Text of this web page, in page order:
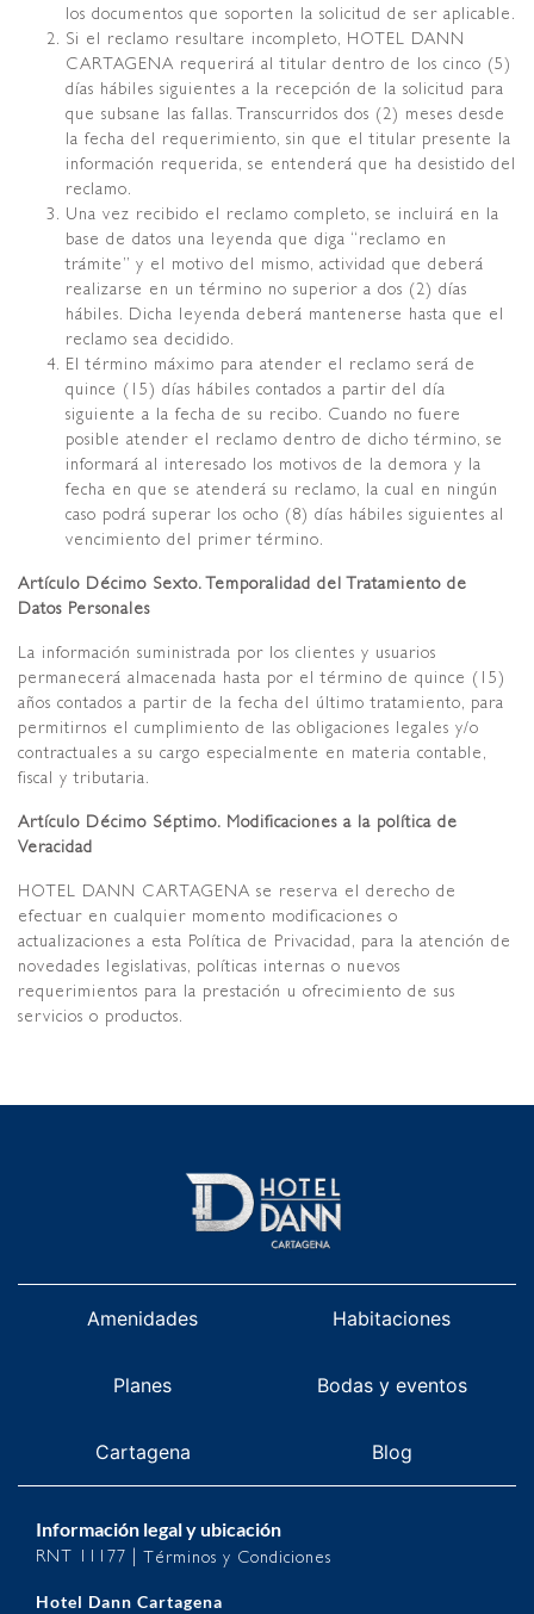
los documentos que soporten la solicitud de ser aplicable.
Si el reclamo resultare incompleto, HOTEL DANN
CARTAGENA requerirá al titular dentro de los cinco (5)
días hábiles siguientes a la recepción de la solicitud para
que subsane las fallas. Transcurridos dos (2) meses desde
la fecha del requerimiento, sin que el titular presente la
información requerida, se entenderá que ha desistido del
reclamo.
Una vez recibido el reclamo completo, se incluirá en la
base de datos una leyenda que diga “reclamo en
trámite” y el motivo del mismo, actividad que deberá
realizarse en un término no superior a dos (2) días
hábiles. Dicha leyenda deberá mantenerse hasta que el
reclamo sea decidido.
El término máximo para atender el reclamo será de
quince (15) días hábiles contados a partir del día
siguiente a la fecha de su recibo. Cuando no fuere
posible atender el reclamo dentro de dicho término, se
informará al interesado los motivos de la demora y la
fecha en que se atenderá su reclamo, la cual en ningún
caso podrá superar los ocho (8) días hábiles siguientes al
vencimiento del primer término.
Artículo Décimo Sexto. Temporalidad del Tratamiento de
Datos Personales
La información suministrada por los clientes y usuarios
permanecerá almacenada hasta por el término de quince (15)
años contados a partir de la fecha del último tratamiento, para
permitirnos el cumplimiento de las obligaciones legales y/o
contractuales a su cargo especialmente en materia contable,
fiscal y tributaria.
Artículo Décimo Séptimo. Modificaciones a la política de
Veracidad
HOTEL DANN CARTAGENA se reserva el derecho de
efectuar en cualquier momento modificaciones o
actualizaciones a esta Política de Privacidad, para la atención de
novedades legislativas, políticas internas o nuevos
requerimientos para la prestación u ofrecimiento de sus
servicios o productos.
Amenidades Habitaciones
Planes Bodas y eventos
Cartagena Blog
Información legal y ubicación
RNT 11177 | Términos y Condiciones
Hotel Dann Cartagena